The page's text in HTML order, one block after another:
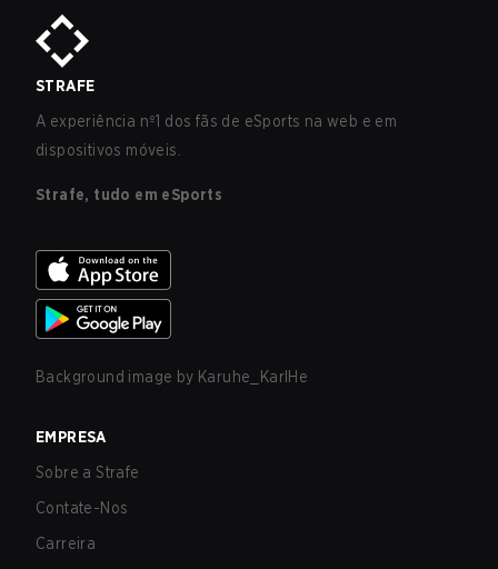
STRAFE
A experiência nº1 dos fãs de eSports na web e em
dispositivos móveis.
Strafe, tudo em eSports
Background image by Karuhe_KarlHe
EMPRESA
Sobre a Strafe
Contate-Nos
Carreira